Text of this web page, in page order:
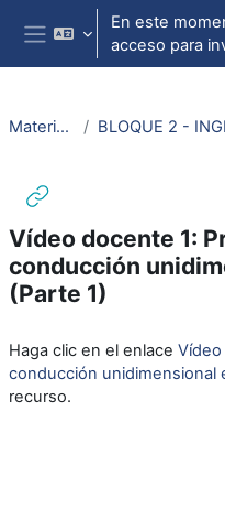
Salta al contenido principal
Panel lateral
En este
acceso para
Material termodinámica e ing. térmica
Vídeo docente 1:
conducción
(Parte 1)
Haga clic en el enlace
conducción unidimensional
recurso.